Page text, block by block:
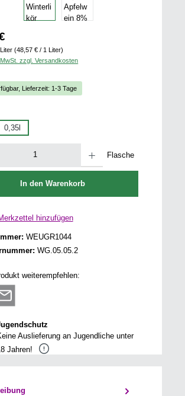
(48,57 € / 1 Liter)
zzgl. Versandkosten
Lieferzeit: 1-3 Tage
0,35l
Flasche
In den Warenkorb
hinzufügen
WEUGR1044
WG.05.05.2
weiterempfehlen:
Auslieferung an Jugendliche unter
Jahren!